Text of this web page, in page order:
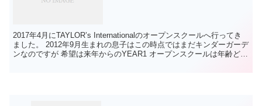
2017年4月にTAYLOR’s Internationalのオープンスクールへ行ってき
ました。 2012年9月生まれの息子はこの時点ではまだキンダーガーデ
ンなのですが 希望は来年からのYEAR1 オープンスクールは年齢どお